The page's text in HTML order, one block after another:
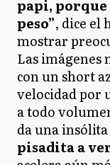
papi, porque
peso”, dice el
mostrar
Las
con un short
velocidad por
a todo
da una
pisadita a